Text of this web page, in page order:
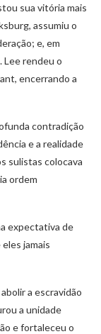
sua vitória mais
assumiu o
e, em
Lee rendeu o
encerrando a
contradição
e a realidade
sulistas colocava
ordem
expectativa de
jamais
a escravidão
a unidade
e fortaleceu o